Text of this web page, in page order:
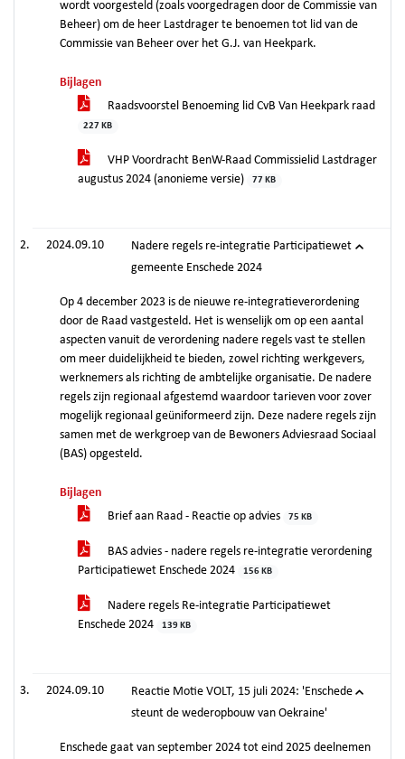
wordt voorgesteld (zoals voorgedragen door de Commissie van
Beheer) om de heer Lastdrager te benoemen tot lid van de
Commissie van Beheer over het G.J. van Heekpark.
Bijlagen
Raadsvoorstel Benoeming lid CvB Van Heekpark raad
227 KB
VHP Voordracht BenW-Raad Commissielid Lastdrager
augustus 2024 (anonieme versie)
77 KB
2024.09.10
Nadere regels re-integratie Participatiewet
gemeente Enschede 2024
Op 4 december 2023 is de nieuwe re-integratieverordening
door de Raad vastgesteld. Het is wenselijk om op een aantal
aspecten vanuit de verordening nadere regels vast te stellen
om meer duidelijkheid te bieden, zowel richting werkgevers,
werknemers als richting de ambtelijke organisatie. De nadere
regels zijn regionaal afgestemd waardoor tarieven voor zover
mogelijk regionaal geüniformeerd zijn. Deze nadere regels zijn
samen met de werkgroep van de Bewoners Adviesraad Sociaal
(BAS) opgesteld.
Bijlagen
Brief aan Raad - Reactie op advies
75 KB
BAS advies - nadere regels re-integratie verordening
Participatiewet Enschede 2024
156 KB
Nadere regels Re-integratie Participatiewet
Enschede 2024
139 KB
2024.09.10
Reactie Motie VOLT, 15 juli 2024: 'Enschede
steunt de wederopbouw van Oekraine'
Enschede gaat van september 2024 tot eind 2025 deelnemen